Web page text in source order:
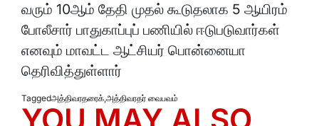
வரும் 10ஆம் தேதி முதல் கூடுதலாக 5 ஆயிரம்
போலீசார் பாதுகாப்புப் பணியில் ஈடுபடுவார்கள்
எனவும் மாவட்ட ஆட்சியர் பொன்னையா
தெரிவித்துள்ளார்
Taggedஅத்திவரதரைக்,அத்திவரதர் வைபவம்